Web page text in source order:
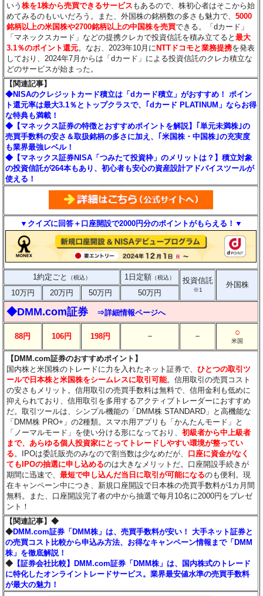
いう株を1株から売買できるサービス もあるので、株初心者はそこから始
めてみるのもいいだろう。また、外国株の銘柄数の多さも魅力で、5000
銘柄以上の米国株や2700銘柄以上の中国株を売買できる。「dカード」
「マネックスカード」などの提携クレカで投資信託を積み立てると最大
3.1％のポイント還元。なお、2023年10月にNTTドコモと業務提携を発表
しており、2024年7月からは「dカード」による投資信託のクレカ積立な
どのサービスが始まった。
【関連記事】
◆NISAのクレジットカード積立は「dカード積立」がおすすめ！ ポイン
ト還元率は最大3.1％とトップクラスで、｢dカード PLATINUM」ならお得
な特典も満載！
◆【マネックス証券の特徴とおすすめポイントを解説】｢単元未満株｣の
売買手数料の安さ＆取扱銘柄の多さに加え、｢米国株・中国株｣の充実度
も業界最強レベル！
◆【マネックス証券NISA「つみたて投資枠」のメリットは？】積立対象
の投資信託が264本もあり、初心者も安心の資産設計アドバイスツールが
使える！
▼クイズに回答＋口座開設で2000円分のポイントがもらえる！▼
1約定ごと （税込） 1日定額 （税込） 投資信託
※1
外国株
10万円
20万円 50万円 50万円
◆DMM.com証券 ⇒詳細情報ページへ
88円 106円 198円 － － ○
米国
【DMM.com証券のおすすめポイント】
国内株と米国株のトレードに力を入れたネット証券で、ひとつの取引ツ
ールで日本株と米国株をシームレスに取引可能。信用取引の売買コスト
の安さもメリット。信用取引の売買手数料は無料で、信用金利も低めに
抑えられており、信用取引を多用するアクティブトレーダーにおすすめ
だ。取引ツールは、シンプル機能の「DMM株 STANDARD」と高機能な
「DMM株 PRO+」の2種類。スマホ用アプリも「かんたんモード」と
「ノーマルモード」を使い分ける形になっており、初級者から中上級者
まで、あらゆる個人投資家にとってトレードしやすい環境が整ってい
る 。IPOは委託販売のみなので割当数は少なめだが、 口座に資金がなく
てもIPOの抽選に申し込めるのは大きなメリットだ。口座開設手続きが
期間に迅速で、最短で申し込んだ当日に取引が可能になるのも便利。現
在キャンペーン中につき、新規口座開設で日本株の売買手数料が1カ月間
無料。また、口座開設完了者の中から抽選で毎月10名に2000円をプレゼ
ント！
【関連記事】◆
◆DMM.com証券「DMM株」は、売買手数料が安い！ 大手ネット証券と
の売買コスト比較から申込み方法、お得なキャンペーン情報まで「DMM
株」を徹底解説！
◆ 【証券会社比較】DMM.com証券「DMM株」は、国内株式のトレード
に特化したオンライントレードサービス。業界最安値水準の売買手数料
が最大の魅力！